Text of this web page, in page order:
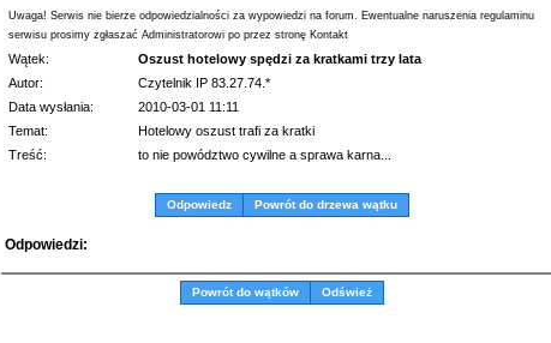
Uwaga! Serwis nie bierze odpowiedzialności za wypowiedzi na forum. Ewentualne naruszenia regulaminu
serwisu prosimy zgłaszać Administratorowi po przez stronę Kontakt
Wątek:
Oszust hotelowy spędzi za kratkami trzy lata
Autor:
Czytelnik IP 83.27.74.*
Data wysłania:
2010-03-01 11:11
Temat:
Hotelowy oszust trafi za kratki
Treść:
to nie powództwo cywilne a sprawa karna...
Odpowiedz Powrót do drzewa wątku
Odpowiedzi:
Powrót do wątków Odśwież